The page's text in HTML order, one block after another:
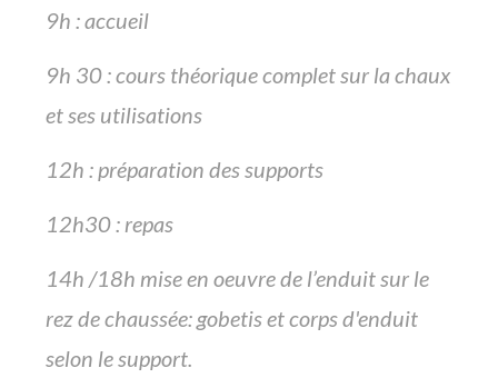
9h : accueil
9h 30 : cours théorique complet sur la chaux
et ses utilisations
12h : préparation des supports
12h30 : repas
14h /18h mise en oeuvre de l’enduit sur le
rez de chaussée: gobetis et corps d'enduit
selon le support.